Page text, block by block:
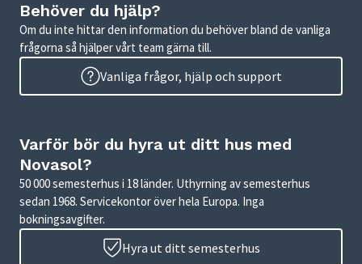
Behöver du hjälp?
Om du inte hittar den information du behöver bland de vanliga
frågorna så hjälper vårt team gärna till.
Vanliga frågor, hjälp och support
Varför bör du hyra ut ditt hus med
Novasol?
50 000 semesterhus i 18 länder. Uthyrning av semesterhus
sedan 1968. Servicekontor över hela Europa. Inga
bokningsavgifter.
Hyra ut ditt semesterhus